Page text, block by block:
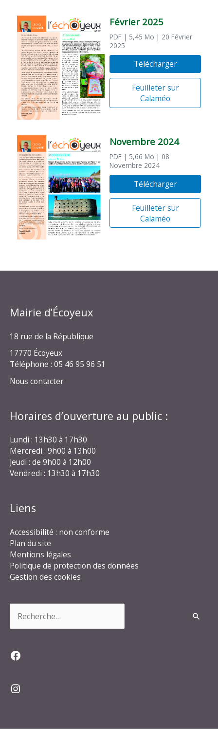
Février 2025
PDF | 5,45 Mo | 20 Février
2025
Télécharger
Feuilleter sur
Calaméo
Novembre 2024
PDF | 5,66 Mo | 08
Novembre 2024
Télécharger
Feuilleter sur
Calaméo
Mairie d’Écoyeux
18 rue de la République
17770 Écoyeux
Téléphone : 05 46 95 96 51
Nous contacter
Horaires d’ouverture au public :
Lundi : 13h30 à 17h30
Mercredi : 9h00 à 13h00
Jeudi : de 9h00 à 12h00
Vendredi : 13h30 à 17h30
Liens
Accessibilité : non conforme
Plan du site
Mentions légales
Politique de protection des données
Gestion des cookies
Facebook
Instagram